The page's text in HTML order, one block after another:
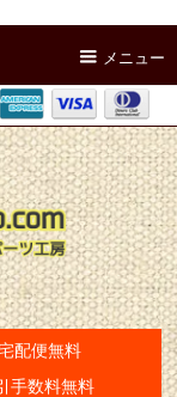
メニュー
配便無料
手数料無料